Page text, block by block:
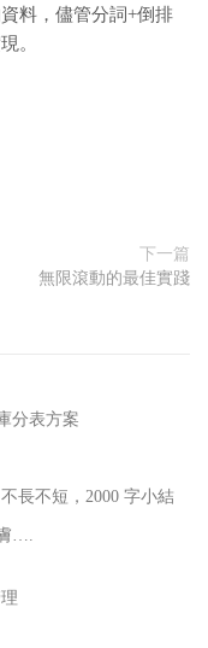
料，儘管分詞+倒排
。
下一篇
無限滾動的最佳實踐
分表方案
長不短，2000 字小結
….